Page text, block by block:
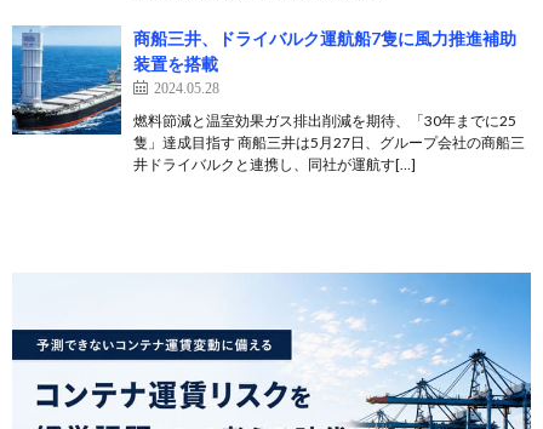
商船三井、ドライバルク運航船7隻に風力推進補助
装置を搭載
2024.05.28
燃料節減と温室効果ガス排出削減を期待、「30年までに25
隻」達成目指す 商船三井は5月27日、グループ会社の商船三
井ドライバルクと連携し、同社が運航す[…]